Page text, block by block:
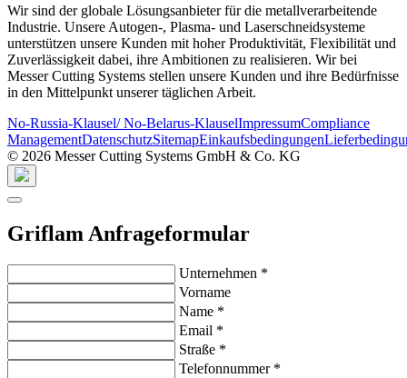
Wir sind der globale Lösungsanbieter für die metallverarbeitende
Industrie. Unsere Autogen-, Plasma- und Laserschneidsysteme
unterstützen unsere Kunden mit hoher Produktivität, Flexibilität und
Zuverlässigkeit dabei, ihre Ambitionen zu realisieren. Wir bei
Messer Cutting Systems stellen unsere Kunden und ihre Bedürfnisse
in den Mittelpunkt unserer täglichen Arbeit.
No-Russia-Klausel/ No-Belarus-KlauselImpressumCompliance
ManagementDatenschutzSitemapEinkaufsbedingungen
© 2026 Messer Cutting Systems GmbH & Co. KG
Griflam Anfrageformular
Unternehmen *
Vorname
Name *
Email *
Straße *
Telefonnummer *